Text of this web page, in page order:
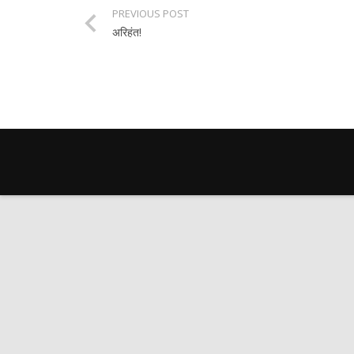
PREVIOUS POST
अरिहंत!